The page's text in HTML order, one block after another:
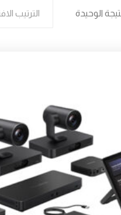
الوحيدة الترتيب